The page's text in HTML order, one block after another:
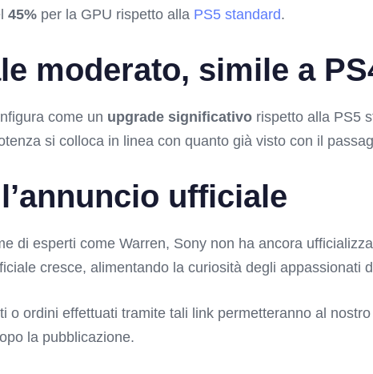
45% per la GPU rispetto alla PS5 standard.
moderato, simile a
come un upgrade significativo rispetto alla PS5
si colloca in linea con quanto già visto con il
ufficiale
di esperti come Warren, Sony non ha ancora
cresce, alimentando la curiosità degli appassionati
o ordini effettuati tramite tali link permetteranno al
la pubblicazione.